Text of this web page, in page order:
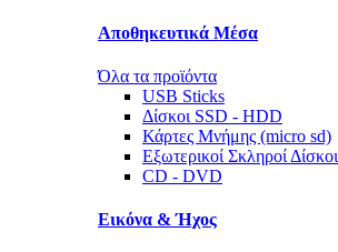
Αποθηκευτικά Μέσα
Όλα τα προϊόντα
USB Sticks
Δίσκοι SSD - HDD
Κάρτες Μνήμης (micro sd)
Εξωτερικοί Σκληροί Δίσκοι
CD - DVD
Εικόνα & Ήχος